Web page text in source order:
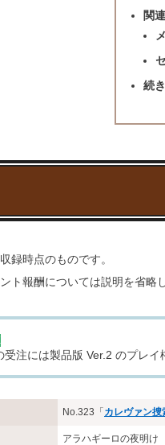
関
続
録時点のものです。
ト報酬については説明を省略
受注には製品版 Ver.2 のプレ
No.323「カレヴァン捜
アラハギーロの夜明け